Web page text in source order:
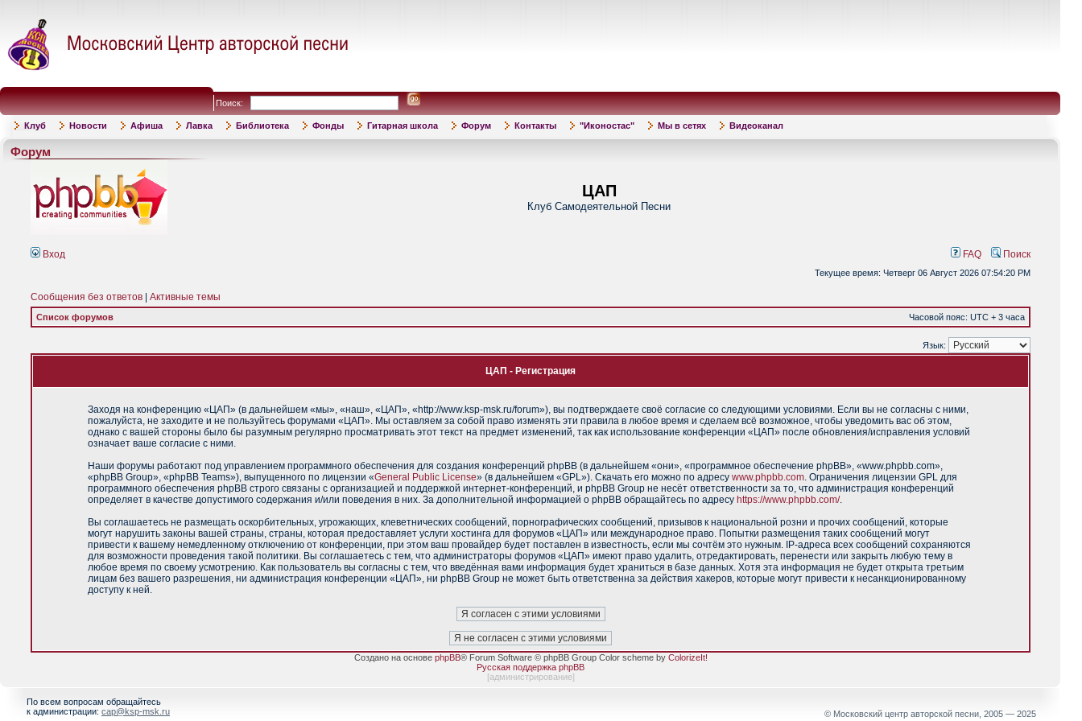
Поиск:
Клуб Новости Афиша Лавка Библиотека Фонды Гитарная школа Форум Контакты "Иконостас" Мы в сетях Видеоканал
Форум
ЦАП
Клуб Самодеятельной Песни
Вход FAQ Поиск
Текущее время: Четверг 06 Август 2026 07:54:20 PM
Сообщения без ответов Активные темы
Список форумов Часовой пояс: UTC + 3 часа
Язык:
ЦАП - Регистрация
Заходя на конференцию «ЦАП» (в дальнейшем «мы», «наш», «ЦАП», «http://www.ksp-msk.ru/forum»), вы подтверждаете своё согласие со следующими условиями. Если вы не согласны с ними,
пожалуйста, не заходите и не пользуйтесь форумами «ЦАП». Мы оставляем за собой право изменять эти правила в любое время и сделаем всё возможное, чтобы уведомить вас об этом,
однако с вашей стороны было бы разумным регулярно просматривать этот текст на предмет изменений, так как использование конференции «ЦАП» после обновления/исправления условий
означает ваше согласие с ними.
Наши форумы работают под управлением программного обеспечения для создания конференций phpBB (в дальнейшем «они», «программное обеспечение phpBB», «www.phpbb.com»,
«phpBB Group», «phpBB Teams»), выпущенного по лицензии «General Public License» (в дальнейшем «GPL»). Скачать его можно по адресу www.phpbb.com. Ограничения лицензии GPL для
программного обеспечения phpBB строго связаны с организацией и поддержкой интернет-конференций, и phpBB Group не несёт ответственности за то, что администрация конференций
определяет в качестве допустимого содержания и/или поведения в них. За дополнительной информацией о phpBB обращайтесь по адресу https://www.phpbb.com/.
Вы соглашаетесь не размещать оскорбительных, угрожающих, клеветнических сообщений, порнографических сообщений, призывов к национальной розни и прочих сообщений, которые
могут нарушить законы вашей страны, страны, которая предоставляет услуги хостинга для форумов «ЦАП» или международное право. Попытки размещения таких сообщений могут
привести к вашему немедленному отключению от конференции, при этом ваш провайдер будет поставлен в известность, если мы сочтём это нужным. IP-адреса всех сообщений сохраняются
для возможности проведения такой политики. Вы соглашаетесь с тем, что администраторы форумов «ЦАП» имеют право удалить, отредактировать, перенести или закрыть любую тему в
любое время по своему усмотрению. Как пользователь вы согласны с тем, что введённая вами информация будет храниться в базе данных. Хотя эта информация не будет открыта третьим
лицам без вашего разрешения, ни администрация конференции «ЦАП», ни phpBB Group не может быть ответственна за действия хакеров, которые могут привести к несанкционированному
доступу к ней.
Создано на основе phpBB® Forum Software © phpBB Group Color scheme by ColorizeIt!
Русская поддержка phpBB
[администрирование]
По всем вопросам обращайтесь
к администрации: cap@ksp-msk.ru © Московский центр авторской песни, 2005 — 2025